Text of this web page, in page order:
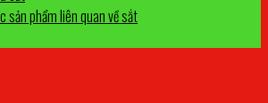
sản phẩm liên quan về sắt